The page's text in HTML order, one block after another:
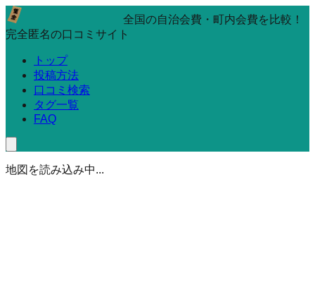
全国の自治会費・町内会費を比較！
完全匿名の口コミサイト
トップ
投稿方法
口コミ検索
タグ一覧
FAQ
地図を読み込み中...